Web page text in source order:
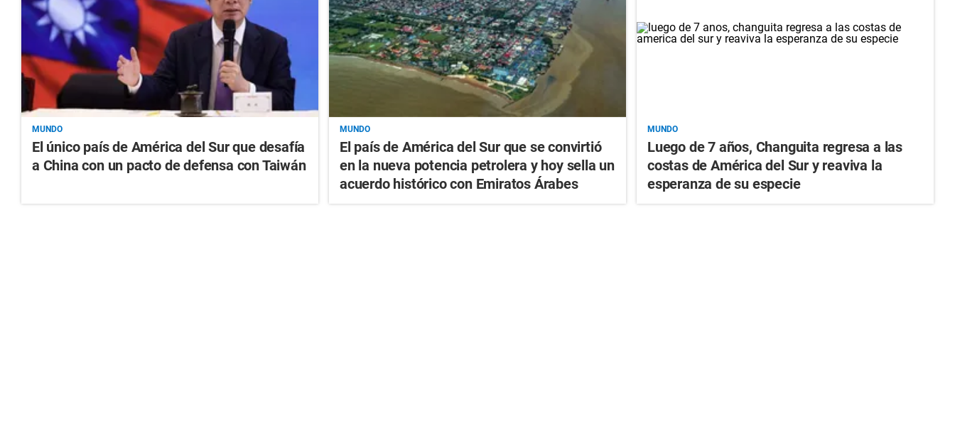
MUNDO
El único país de América del Sur que desafía
a China con un pacto de defensa con Taiwán
MUNDO
El país de América del Sur que se convirtió
en la nueva potencia petrolera y hoy sella un
acuerdo histórico con Emiratos Árabes
MUNDO
Luego de 7 años, Changuita regresa a las
costas de América del Sur y reaviva la
esperanza de su especie